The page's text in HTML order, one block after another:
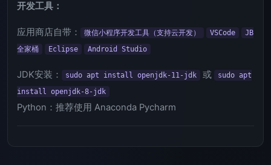
开发工具：
应用商店自带： 微信小程序开发工具（支持云开发） VSCode
JB
全家桶
Eclipse Android Studio
JDK安装： sudo apt install openjdk-11-jdk 或
sudo apt
install openjdk-8-jdk
Python：推荐使用 Anaconda Pycharm